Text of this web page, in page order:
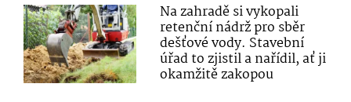
Na zahradě si vykopali
retenční nádrž pro sběr
dešťové vody. Stavební
úřad to zjistil a nařídil, ať ji
okamžitě zakopou